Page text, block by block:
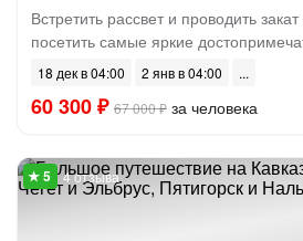
Встретить рассвет и проводить
посетить самые яркие
18 дек в 04:00 2 янв в 04:00
60 300 ₽ 67 000 ₽ за человека
4 отзыва